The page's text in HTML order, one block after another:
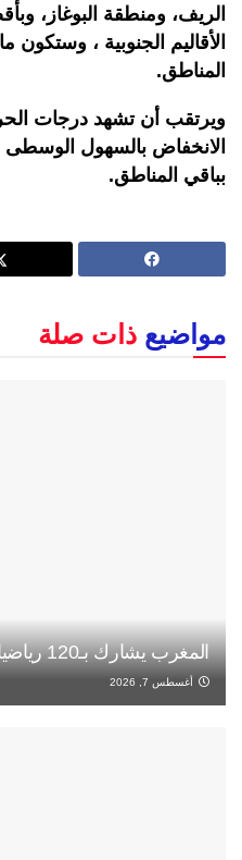
الريف، ومنطقة البوغاز،
المناطق.
ويرتقب أن تشهد درجات
الانخفاض بالسهول الوسطى
بباقي المناطق.
مواضيع ذات صلة
المغرب يشارك بـ120 رياضيا في دورة تارانتو 2026
أغسطس 7, 2026